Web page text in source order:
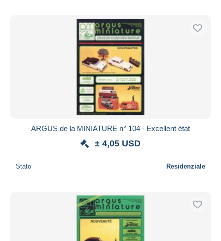
ARGUS de la MINIATURE n° 104 - Excellent état
± 4,05 USD
Stato Residenziale